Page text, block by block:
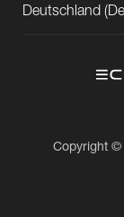
Deutschland (
Copyright ©